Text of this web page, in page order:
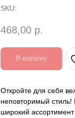
SKU:
468,00 р.
В корзину
Откройте для себя
неповторимый
широкий